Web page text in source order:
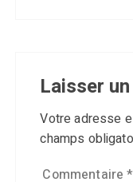
Laisser
Votre adresse
champs
Commentaire*